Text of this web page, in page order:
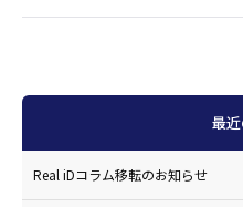
最
Real iDコラム移転のお知らせ